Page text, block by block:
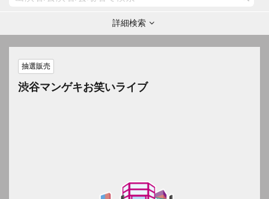
詳細検索
抽選販売
渋谷マンゲキお笑いライブ